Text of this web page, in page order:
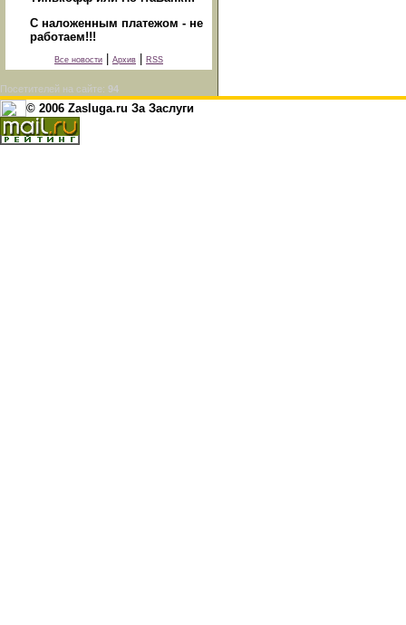
С наложенным платежом - не
работаем!!!
Все новости Архив RSS
Посетителей на сайте: 94
© 2006 Zasluga.ru За Заслуги